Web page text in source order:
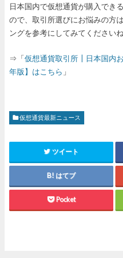
日本国内で仮想通貨が購入でき
ので、取引所選びにお悩みの方
ングを参考にしてみてくださいね
⇒「仮想通貨取引所┃日本国内
年版】はこちら 」
仮想通貨最新ニュース
ツイート
はてブ
Pocket